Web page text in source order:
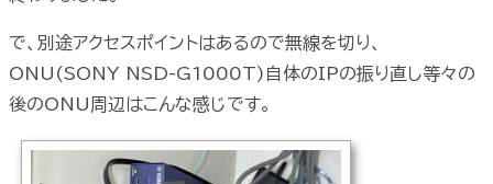
で、別途アクセスポイントはあるので無線を切り、
ONU(SONY NSD-G1000T)自体のIPの振り直し等々の
後のONU周辺はこんな感じです。